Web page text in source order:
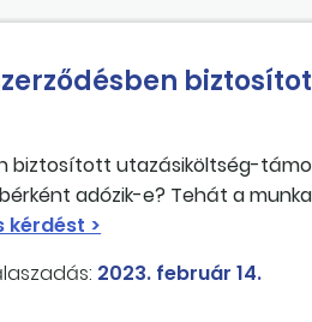
biztosított utazásiköltség-
adózik-e? Tehát a
2023. február 14.